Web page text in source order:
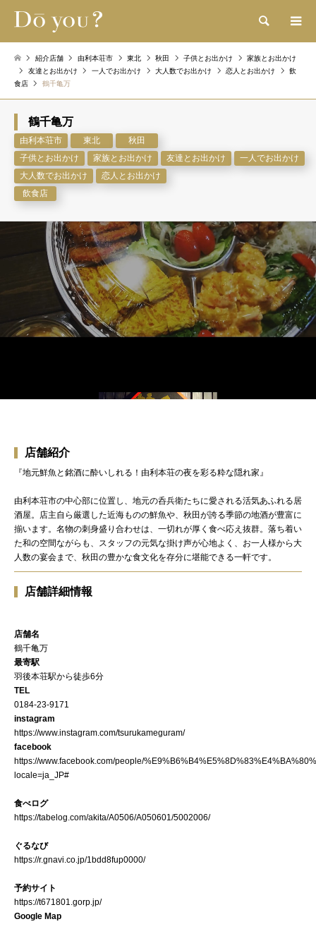
検索
紹介店舗 由利本荘市 東北 秋田 子供とお出かけ
家族とお出かけ
友達とお出かけ
一人でお出かけ 大人数でお出かけ 恋人とお出かけ
飲
食店
鶴千亀万
鶴千亀万
由利本荘市 東北
秋田
子供とお出かけ
家族とお出かけ 友達とお出かけ
一人でお出かけ
大人数でお出かけ
恋人とお出かけ
飲食店
店舗紹介
『地元鮮魚と銘酒に酔いしれる！由利本荘の夜を彩る粋な隠れ家』
由利本荘市の中心部に位置し、地元の呑兵衛たちに愛される活気あふれる居
酒屋。店主自ら厳選した近海ものの鮮魚や、秋田が誇る季節の地酒が豊富に
揃います。名物の刺身盛り合わせは、一切れが厚く食べ応え抜群。落ち着い
た和の空間ながらも、スタッフの元気な掛け声が心地よく、お一人様から大
人数の宴会まで、秋田の豊かな食文化を存分に堪能できる一軒です。
店舗詳細情報
店舗名
鶴千亀万
最寄駅
羽後本荘駅から徒歩6分
TEL
0184-23-9171
instagram
https://www.instagram.com/tsurukameguram/
facebook
https://www.facebook.com/people/
locale=ja_JP#
食べログ
https://tabelog.com/akita/A0506/A050601/5002006/
ぐるなび
https://r.gnavi.co.jp/1bdd8fup0000/
予約サイト
https://t671801.gorp.jp/
Google Map